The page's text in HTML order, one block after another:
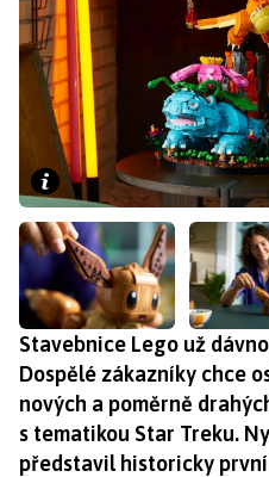
Stavebnice Lego už
Dospělé zákazníky chce
nových a poměrně
s tematikou Star Treku.
představil historicky